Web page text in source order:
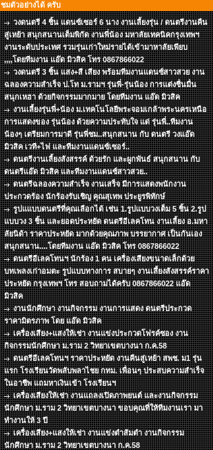
ชมตัวอย่างได้ ครับ
วงดนตรี 4 ชิ้น แดนซ์เซอร์ 6 นาง งานเลี้ยงรุ่น / ดนตรีงานคืน
สู่เหย้า สนุกสนานเต็มพิกัด งานพี่น้อง มหาลัยเทคนิคกรุงเทพฯ
งานระดับประเทศ รวมรุ่นเก่าใหม่รายได้เข้ามาหาลัยเพียบ
,,,,โดยทีมงาน แอ๊ด มิวสิค โทร 0867866022
วงดนตรี 3 ชิ้น แสง+สี เสียง พร้อมทีมงานแดนซ์สาวสวย งาน
ฉลองความสำเร็จ ป.โท ม.รามฯ รุ่นพี่-รุ่นน้อง การแต่งชื่นมื่น
สนุกเหฮา ด้วยกิจกรรมมากมาย โดยทีมงาน แอ๊ด มิวสิค
งานเลี้ยงรุ่นพี่+น้อง ม.เทคโนโลยีพระจอมเกล้าพระนครเหนือ
การแสดงของ รุ่นน้อง ด้วยความประทับใจ แด่ รุ่นพี่..ทีมงาน
น้องๆ เตรียมการมาดี รุ่นพี่ชม..สนุกสนาน กับ ดนตรี วงแอ๊ด
มิวสิค เวที+ไฟ และทีมงานแดนซ์เซอร์..
ดนตรีงานเลี้ยงสังสรรค์ ด้วยรัก และผูกพันธ์ สนุกสนาน กับ
ดนตรีแอ๊ด มิวสิค และทีมงานแดนซ์สาวสวย..
ดนตรีฉลองความสำเร็จ งานเสร็จ มีการแสดงพนักงาน
ประกวดร้อง นักร้องรับเชิญ คุณสุเทพ ประยูรพิทักษ์
รูปแแบบดนตรีที่คุณเลือกได้ เช่น 1.รูปแบบวงเต็ม 5 ชิ้น 2.รูป
แบบวง 3 ชิ้น และยอดประหยัด ดนตรีอีเลคโทน งานเลี้ยง อ.มหา
ลัยนิด้า ราคาประหยัด มากด้วยคุณภาพ บรรยากาศ เป็นกันเอง
สนุกสนาน....โดยทีมงาน แอ๊ด มิวสิค โทร 0867866022
ดนตรีอีเลคโทนฯ นักร้อง 1 คน เครื่องเสียงขนาดเล็กด้วย
บทเพลงเก่าอมตะ รูปแบบทางการ สบายๆ งานเลึ้ยงสังสรรค์ราคา
ประหยัด กรุงเทพฯ โทร สอบถามได้ครับ 0867866022 แอ๊ด
มิวสิค
งานนักศึกษา งานกิจกรรม งานการแสดง ดนตรีประกวด
ราคามิตรภาพ โดย แอ๊ด มิวสิค
เครื่องเสียง+แสงให้เช่า งานแข่งประกวดโฟรค์ซอง งาน
กิจกรรมนักศึกษา ม.ราม 2 วิทยาเขตบางนา ก.ค.58
ดนตรีอีเลคโทนฯ ราคาประหยัด งานคืนสู่เหย้า สพช. ม1 รุ่น
แรก โรงเรียนวัดพลับพลาไชย กทม. เพื่อนๆ ประสบความสำเร็จ
ในอาชีพ แถมหาเงินเข้า โรงเรียนฯ
เครื่องเสียงให้เช่า งานแถลงเปิดภาพยนต์ และงานกิจกรรม
นักศึกษา ม.ราม 2 วิทยาเขตบางนา ขอบคุณที่ให้ทีมงานเรา มา
ทำงานให้ 3 ปี
เครื่องเสียง+แสงให้เช่า งานแข่งตำส้มตำ งานกิจกรรม
นักศึกษา ม.ราม 2 วิทยาเขตบางนา ก.ค.58